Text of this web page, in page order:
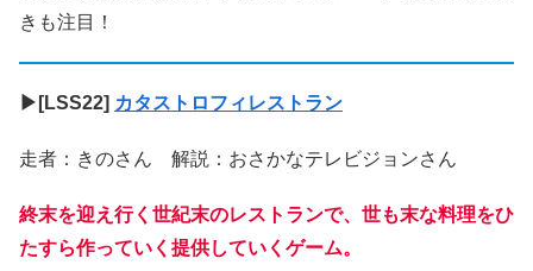
きも注目！
▶[LSS22] カタストロフィレストラン
走者：きのさん 解説：おさかなテレビジョンさん
終末を迎え行く世紀末のレストランで、世も末な料理をひ
たすら作っていく提供していくゲーム。